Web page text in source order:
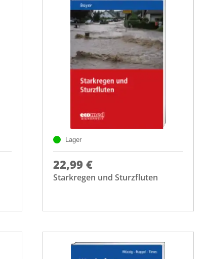
Lager
22,99 €
Starkregen und Sturzfluten